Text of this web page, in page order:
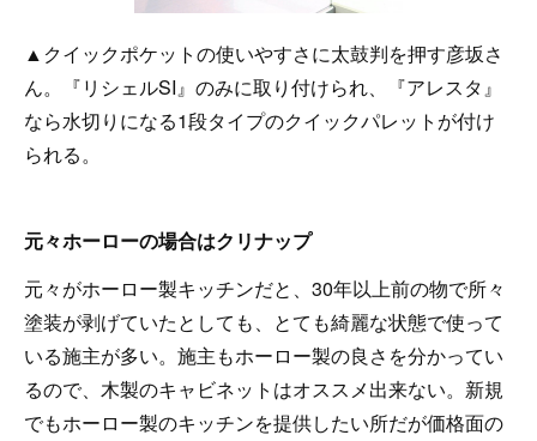
▲クイックポケットの使いやすさに太鼓判を押す彦坂さ
ん。『リシェルSI』のみに取り付けられ、『アレスタ』
なら水切りになる1段タイプのクイックパレットが付け
られる。
元々ホーローの場合はクリナップ
元々がホーロー製キッチンだと、30年以上前の物で所々
塗装が剥げていたとしても、とても綺麗な状態で使って
いる施主が多い。施主もホーロー製の良さを分かってい
るので、木製のキャビネットはオススメ出来ない。新規
でもホーロー製のキッチンを提供したい所だが価格面の